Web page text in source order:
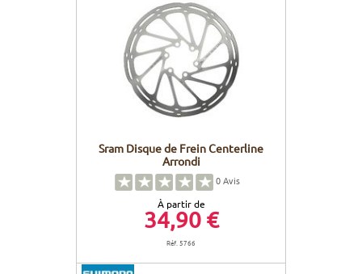
Sram Disque de Frein Centerline
Arrondi
0Avis
À partir de
34,90 €
Réf. 5766